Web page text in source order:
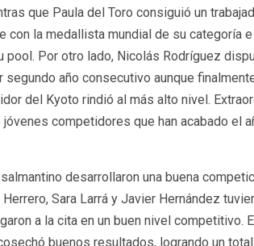
que Paula del Toro consiguió un
con la medallista mundial de su categoría
pool. Por otro lado, Nicolás Rodríguez
año consecutivo aunque
del Kyoto rindió al más alto nivel.
competidores que han acabado el
desarrollaron una buena
Sara Larrá y Javier Hernández
a la cita en un buen nivel competitivo.
buenos resultados, logrando un